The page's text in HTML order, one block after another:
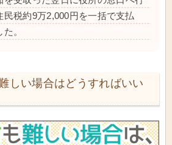
民税約9万2,000円を一括で支払
。
しい場合はどうすればいい